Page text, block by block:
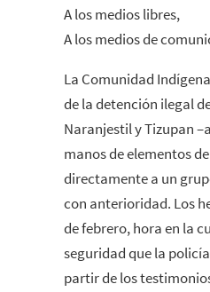
A los medios libres,
A los medios de
La Comunidad
de la detención ilegal
Naranjestil y Tizupan
manos de elementos
directamente a un
con anterioridad. Los
de febrero, hora en la
seguridad que la
partir de los